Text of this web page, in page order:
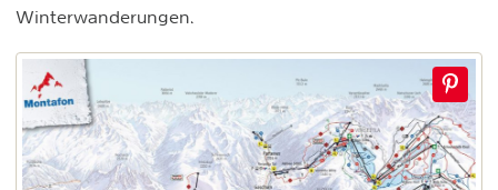
Winterwanderungen.